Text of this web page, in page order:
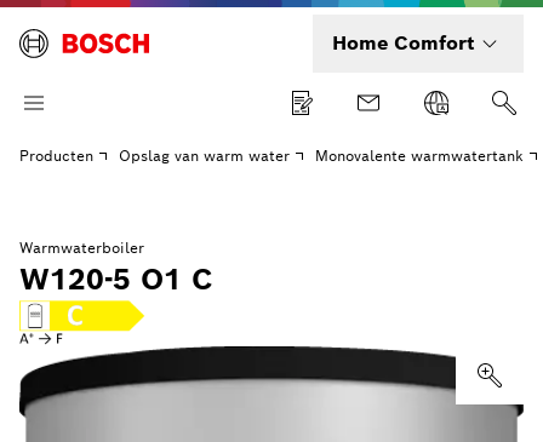
Home Comfort
Producten Opslag van warm water Monovalente warmwatertank
Warmwaterboiler
W120-5 O1 C